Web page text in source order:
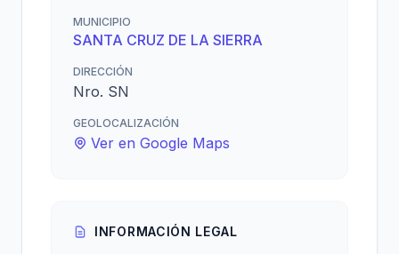
MUNICIPIO
SANTA CRUZ DE LA SIERRA
DIRECCIÓN
Nro. SN
GEOLOCALIZACIÓN
Ver en Google Maps
INFORMACIÓN LEGAL